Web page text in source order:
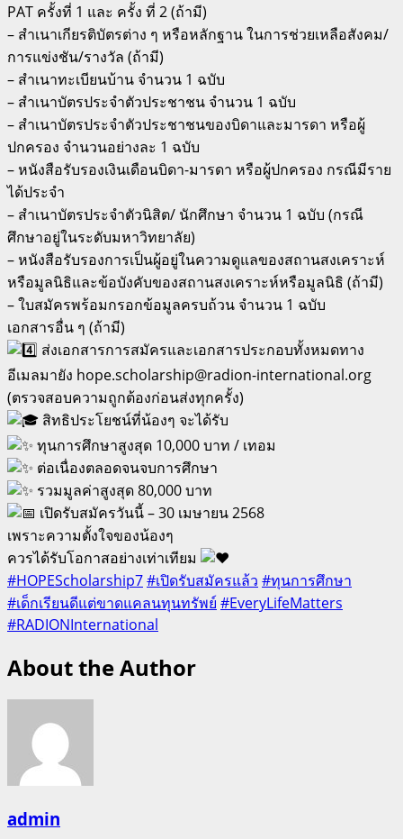
PAT ครั้งที่ 1 และ ครั้ง ที่ 2 (ถ้ามี)
– สำเนาเกียรติบัตรต่าง ๆ หรือหลักฐาน ในการช่วยเหลือสังคม/
การแข่งชัน/รางวัล (ถ้ามี)
– สำเนาทะเบียนบ้าน จำนวน 1 ฉบับ
– สำเนาบัตรประจำตัวประชาชน จำนวน 1 ฉบับ
– สำเนาบัตรประจำตัวประชาชนของบิดาและมารดา หรือผู้
ปกครอง จำนวนอย่างละ 1 ฉบับ
– หนังสือรับรองเงินเดือนบิดา-มารดา หรือผู้ปกครอง กรณีมีราย
ได้ประจำ
– สำเนาบัตรประจำตัวนิสิต/ นักศึกษา จำนวน 1 ฉบับ (กรณี
ศึกษาอยู่ในระดับมหาวิทยาลัย)
– หนังสือรับรองการเป็นผู้อยู่ในความดูแลของสถานสงเคราะห์
หรือมูลนิธิและข้อบังคับของสถานสงเคราะห์หรือมูลนิธิ (ถ้ามี)
– ใบสมัครพร้อมกรอกข้อมูลครบถ้วน จำนวน 1 ฉบับ
เอกสารอื่น ๆ (ถ้ามี)
ส่งเอกสารการสมัครและเอกสารประกอบทั้งหมดทาง
อีเมลมายัง hope.scholarship@radion-international.org
(ตรวจสอบความถูกต้องก่อนส่งทุกครั้ง)
สิทธิประโยชน์ที่น้องๆ จะได้รับ
ทุนการศึกษาสูงสุด 10,000 บาท / เทอม
ต่อเนื่องตลอดจนจบการศึกษา
รวมมูลค่าสูงสุด 80,000 บาท
เปิดรับสมัครวันนี้ – 30 เมษายน 2568
เพราะความตั้งใจของน้องๆ
ควรได้รับโอกาสอย่างเท่าเทียม
#HOPEScholarship7#เปิดรับสมัครแล้ว #ทุนการศึกษา
#เด็กเรียนดีแต่ขาดแคลนทุนทรัพย์#EveryLifeMatters
#RADIONInternational
About the Author
admin